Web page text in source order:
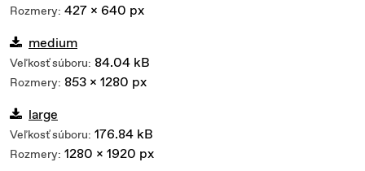
Rozmery: 427 x 640 px
medium
Veľkosť súboru: 84.04 kB
Rozmery: 853 x 1280 px
large
Veľkosť súboru: 176.84 kB
Rozmery: 1280 x 1920 px